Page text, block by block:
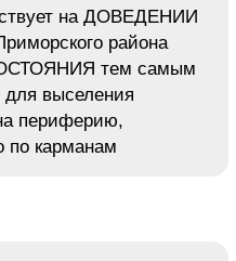
на ДОВЕДЕНИИ
района
тем самым
для выселения
периферию,
по карманам